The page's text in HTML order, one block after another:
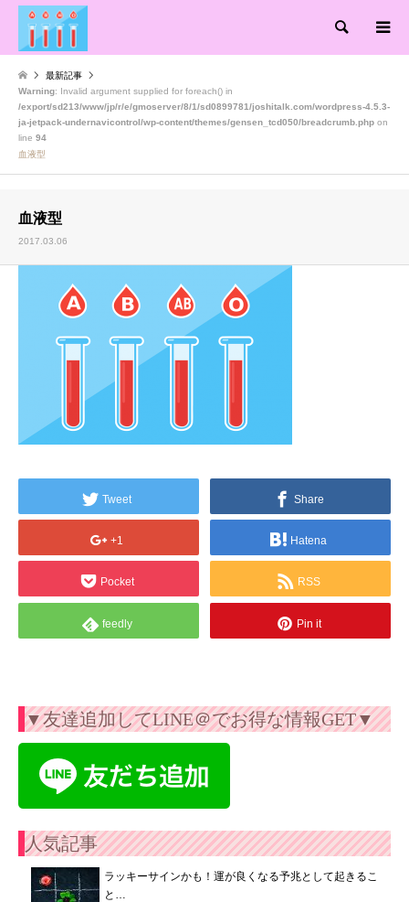
検索
最新記事
Warning: Invalid argument supplied for foreach() in
/export/sd213/www/jp/r/e/gmoserver/8/1/sd0899781/joshitalk.com/wordpress-4.5.3-
ja-jetpack-undernavicontrol/wp-content/themes/gensen_tcd050/breadcrumb.php on
line 94
血液型
血液型
2017.03.06
Tweet Share
+1 Hatena
Pocket RSS
feedly Pin it
▼友達追加してLINE＠でお得な情報GET▼
人気記事
ラッキーサインかも！運が良くなる予兆として起きるこ
と…